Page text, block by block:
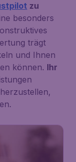
zu
besonders
trägt
und Ihnen
können. Ihr